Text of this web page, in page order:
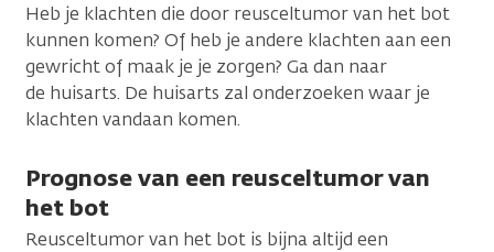
Heb je klachten die door reusceltumor van het bot
kunnen komen? Of heb je andere klachten aan een
gewricht of maak je je zorgen? Ga dan naar
de huisarts. De huisarts zal onderzoeken waar je
klachten vandaan komen.
Prognose van een reusceltumor van
het bot
Reusceltumor van het bot is bijna altijd een